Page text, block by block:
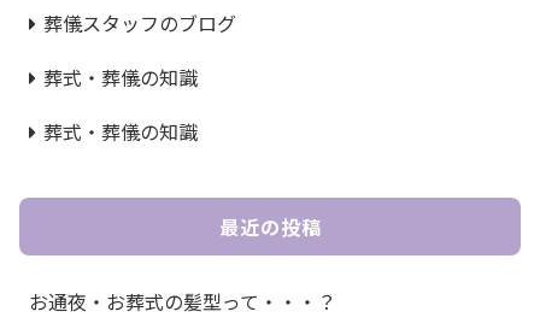
葬儀スタッフのブログ
葬式・葬儀の知識
葬式・葬儀の知識
最近の投稿
お通夜・お葬式の髪型って・・・？